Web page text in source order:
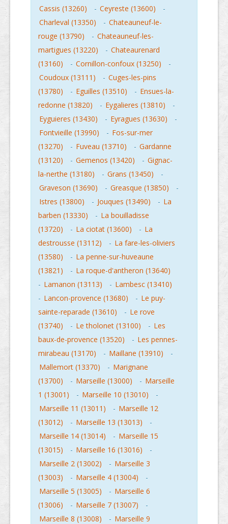
Cassis (13260) - Ceyreste (13600)
-
Charleval (13350)
- Chateauneuf-le-
rouge (13790)
- Chateauneuf-les-
martigues (13220)
- Chateaurenard
(13160)
- Cornillon-confoux (13250)
-
Coudoux (13111)
- Cuges-les-pins
(13780)
- Eguilles (13510) - Ensues-la-
redonne (13820)
- Eygalieres (13810)
-
Eyguieres (13430)
- Eyragues (13630)
-
Fontvieille (13990)
- Fos-sur-mer
(13270)
- Fuveau (13710) - Gardanne
(13120)
- Gemenos (13420) - Gignac-
la-nerthe (13180)
- Grans (13450)
-
Graveson (13690)
- Greasque (13850)
-
Istres (13800)
- Jouques (13490) - La
barben (13330)
- La bouilladisse
(13720)
- La ciotat (13600) - La
destrousse (13112)
- La fare-les-oliviers
(13580)
- La penne-sur-huveaune
(13821)
- La roque-d'antheron (13640)
- Lamanon (13113) - Lambesc (13410)
- Lancon-provence (13680) - Le puy-
sainte-reparade (13610)
- Le rove
(13740)
- Le tholonet (13100) - Les
baux-de-provence (13520)
- Les pennes-
mirabeau (13170)
- Maillane (13910)
-
Mallemort (13370)
- Marignane
(13700)
- Marseille (13000) - Marseille
1 (13001)
- Marseille 10 (13010)
-
Marseille 11 (13011)
- Marseille 12
(13012)
- Marseille 13 (13013)
-
Marseille 14 (13014)
- Marseille 15
(13015)
- Marseille 16 (13016)
-
Marseille 2 (13002)
- Marseille 3
(13003)
- Marseille 4 (13004)
-
Marseille 5 (13005)
- Marseille 6
(13006)
- Marseille 7 (13007)
-
Marseille 8 (13008)
- Marseille 9